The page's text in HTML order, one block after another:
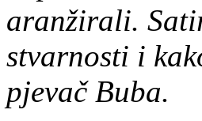
aranžirali.
stvarnosti i
pjevač Buba.